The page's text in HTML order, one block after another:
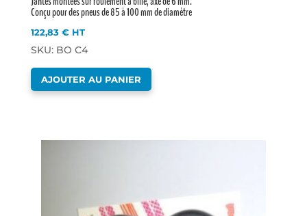
Conçu pour des pneus de 85 à 100 mm de diamètre
122,83€ HT
SKU: BO C4
AJOUTER AU PANIER